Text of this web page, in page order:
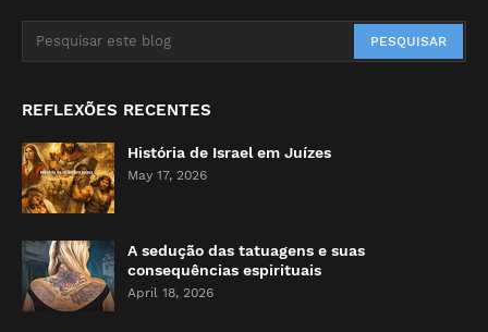
REFLEXÕES RECENTES
História de Israel em Juízes
May 17, 2026
A sedução das tatuagens e suas
consequências espirituais
April 18, 2026